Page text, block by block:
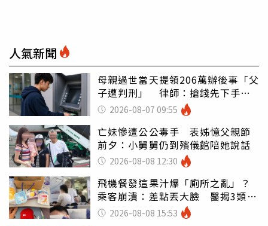
人氣新聞
母親過世當天提領206萬辦後事「父
子遭判刑」 律師：搶錢先下手是
罪 2026-08-07 09:55
亡妹慘遭公公毒手 表姊憶父親節
前夕：小舅舅仍到殯儀館陪她說話
2026-08-08 12:30
飛機餐發這果汁爆「廁所之亂」？
乘客崩潰：差點丟大臉 醫揭3類人
別亂喝
2026-08-08 15:53